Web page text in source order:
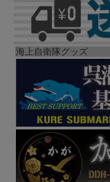
海上自衛隊グッズ